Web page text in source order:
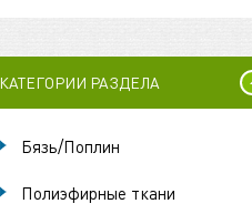
КАТЕГОРИИ РАЗДЕЛА
Бязь/Поплин
Полиэфирные ткани